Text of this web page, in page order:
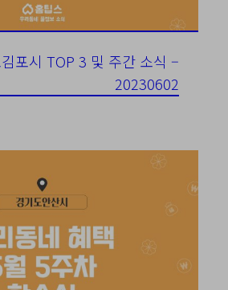
포시 TOP 3 및 주간 소식 –
20230602